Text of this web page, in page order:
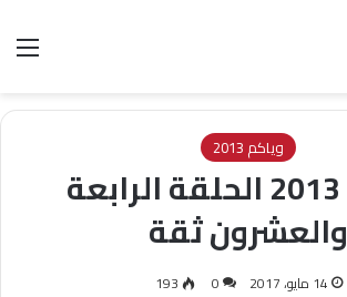
وياكم 2013
وياكم 2013 الحلقة الرابعة
والعشرون ثقة
14 مايو، 2017 0
193